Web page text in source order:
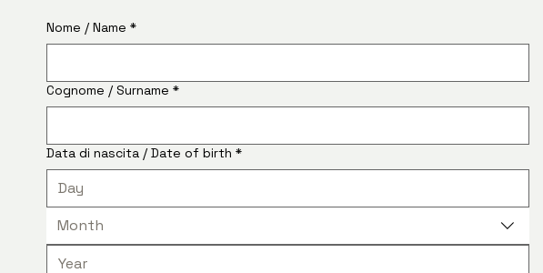
Nome / Name *
Cognome / Surname *
Data di nascita / Date of birth *
Month